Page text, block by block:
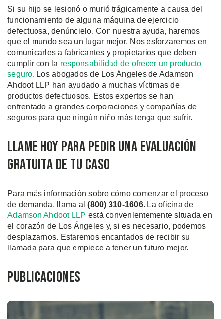
Si su hijo se lesionó o murió trágicamente a causa del
funcionamiento de alguna máquina de ejercicio
defectuosa, denúncielo. Con nuestra ayuda, haremos
que el mundo sea un lugar mejor. Nos esforzaremos en
comunicarles a fabricantes y propietarios que deben
cumplir con la responsabilidad de ofrecer un producto
seguro. Los abogados de Los Ángeles de Adamson
Ahdoot LLP han ayudado a muchas víctimas de
productos defectuosos. Estos expertos se han
enfrentado a grandes corporaciones y compañías de
seguros para que ningún niño más tenga que sufrir.
Llame Hoy para Pedir una Evaluación
Gratuita de tu Caso
Para más información sobre cómo comenzar el proceso
de demanda, llama al(800) 310-1606. La oficina de
Adamson Ahdoot LLP está convenientemente situada en
el corazón de Los Ángeles y, si es necesario, podemos
desplazarnos. Estaremos encantados de recibir su
llamada para que empiece a tener un futuro mejor.
Publicaciones